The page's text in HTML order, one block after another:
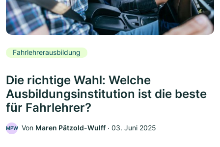
Fahrlehrerausbildung
Die richtige Wahl: Welche
Ausbildungsinstitution ist die beste
für Fahrlehrer?
MPW Von Maren Pätzold-Wulff ‧ 03. Juni 2025